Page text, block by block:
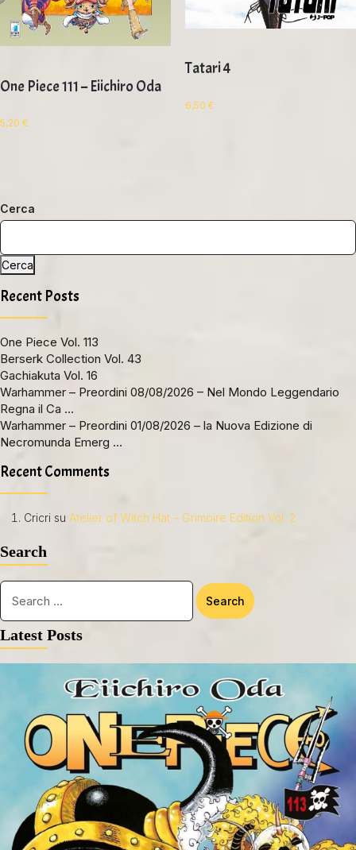
One Piece 111 – Eiichiro Oda
5,20 €
Tatari 4
6,50 €
Cerca
Cerca
Recent Posts
One Piece Vol. 113
Berserk Collection Vol. 43
Gachiakuta Vol. 16
Warhammer – Preordini 08/08/2026 – Nel Mondo Leggendario
Regna il Ca …
Warhammer – Preordini 01/08/2026 – la Nuova Edizione di
Necromunda Emerg …
Recent Comments
Cricri su Atelier of Witch Hat – Grimoire Edition Vol. 2
Search
Latest Posts